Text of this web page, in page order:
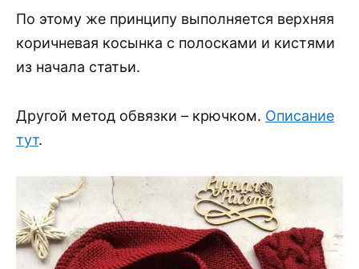
По этому же принципу выполняется верхняя
коричневая косынка с полосками и кистями
из начала статьи.
Другой метод обвязки – крючком. Описание
тут.